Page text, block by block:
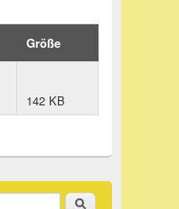
Größe
142 KB
Suchen